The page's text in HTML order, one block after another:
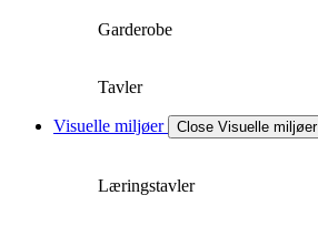
Garderobe
Tavler
Visuelle miljøer Close Visuelle miljøer
Læringstavler